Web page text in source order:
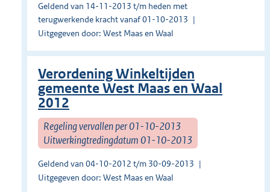
Geldend van 14-11-2013 t/m heden met
terugwerkende kracht vanaf 01-10-2013
Uitgegeven door: West Maas en Waal
Verordening Winkeltijden
gemeente West Maas en Waal
2012
Regeling vervallen per 01-10-2013
Uitwerkingtredingdatum 01-10-2013
Geldend van 04-10-2012 t/m 30-09-2013
Uitgegeven door: West Maas en Waal